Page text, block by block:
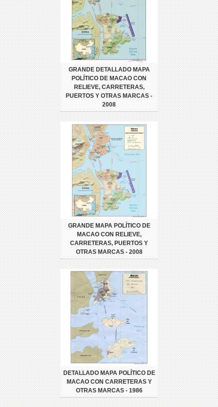
GRANDE DETALLADO MAPA
POLÍTICO DE MACAO CON
RELIEVE, CARRETERAS,
PUERTOS Y OTRAS MARCAS -
2008
GRANDE MAPA POLÍTICO DE
MACAO CON RELIEVE,
CARRETERAS, PUERTOS Y
OTRAS MARCAS - 2008
DETALLADO MAPA POLÍTICO DE
MACAO CON CARRETERAS Y
OTRAS MARCAS - 1986